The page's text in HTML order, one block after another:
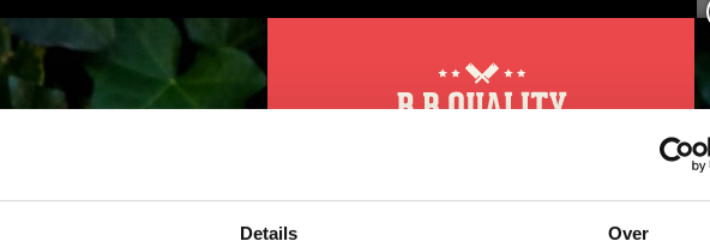
Details Over
van het vlees
10% korting op je